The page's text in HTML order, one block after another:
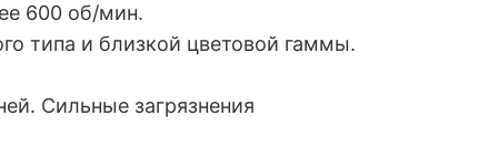
600 об/мин.
типа и близкой цветовой гаммы.
Сильные загрязнения